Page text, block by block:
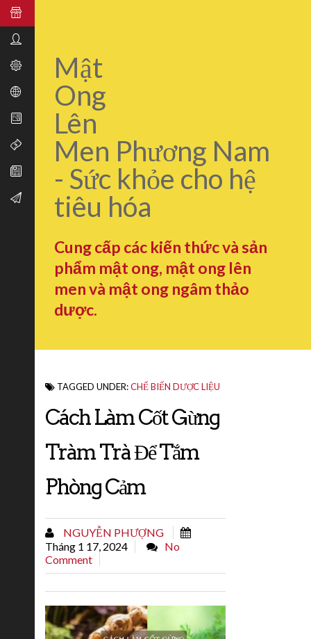
Mật
Ong
Lên
Men Phương Nam
- Sức khỏe cho hệ
tiêu hóa
Cung cấp các kiến thức và sản
phẩm mật ong, mật ong lên
men và mật ong ngâm thảo
dược.
TAGGED UNDER:CHẾ BIẾN DƯỢC LIỆU
Cách Làm Cốt Gừng
Tràm Trà Để Tắm
Phòng Cảm
NGUYỄN PHƯỢNG
Tháng 1 17, 2024
No
Comment